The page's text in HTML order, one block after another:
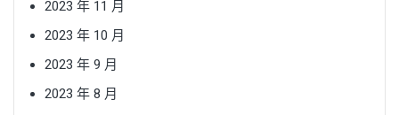
2023 年 11 月
2023 年 10 月
2023 年 9 月
2023 年 8 月